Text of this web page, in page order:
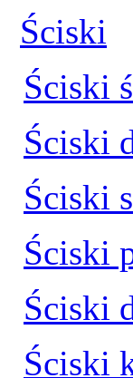
Ściski
Ściski
Ściski
Ściski
Ściski
Ściski
Ściski